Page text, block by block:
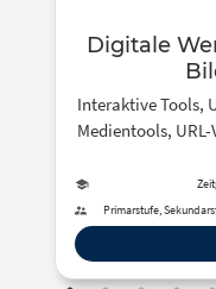
Digitale
Interaktive Tools,
Medientools, URL-
Primarstufe,
Bildung,